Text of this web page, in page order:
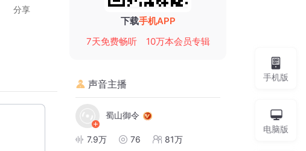
分享
下载手机APP
7天免费畅听
10万本会员专辑
声音主播
蜀山御令
7.9万 76 81万
手机版
电脑版